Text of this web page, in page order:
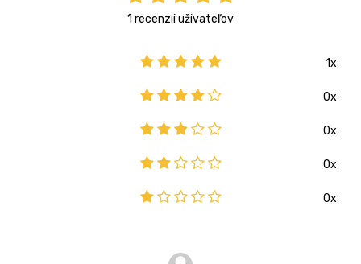
1 recenzií užívateľov
1x
0x
0x
0x
0x